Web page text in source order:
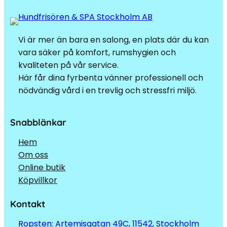
Vi är mer än bara en salong, en plats där du kan
vara säker på komfort, rumshygien och
kvaliteten på vår service.
Här får dina fyrbenta vänner professionell och
nödvändig vård i en trevlig och stressfri miljö.
Snabblänkar
Hem
Om oss
Online butik
Köpvillkor
Kontakt
Ropsten: Artemisgatan 49C, 11542, Stockholm